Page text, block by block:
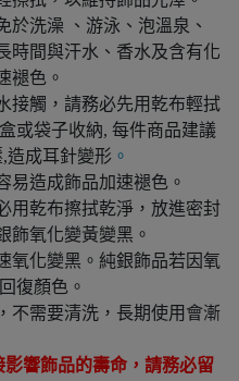
於洗澡 、游泳、泡溫泉、
時間與汗水、香水及含有化
褪色。
接觸，請務必先用乾布輕拭
或袋子收納, 每件商品建議
造成耳針變形 。
易造成飾品加速褪色。
用乾布擦拭乾淨，放進密封
飾氧化變黃變黑。
氧化變黑。純銀飾品若因氧
復顏色。
不需要清洗，長期使用會漸
響飾品的壽命，請務必留